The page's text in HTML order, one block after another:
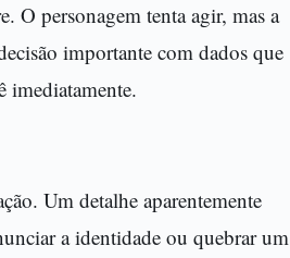
O personagem tenta agir, mas a
importante com dados que
imediatamente.
Um detalhe aparentemente
a identidade ou quebrar um